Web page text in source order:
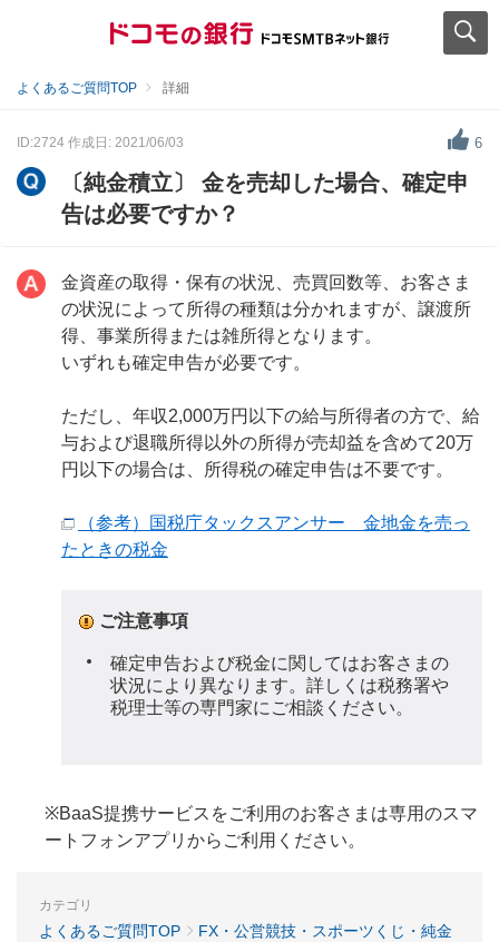
よくあるご質問TOP 詳細
ID:2724 作成日: 2021/06/03 6
〔純金積立〕 金を売却した場合、確定申
告は必要ですか？
金資産の取得・保有の状況、売買回数等、お客さま
の状況によって所得の種類は分かれますが、譲渡所
得、事業所得または雑所得となります。
いずれも確定申告が必要です。
ただし、年収2,000万円以下の給与所得者の方で、給
与および退職所得以外の所得が売却益を含めて20万
円以下の場合は、所得税の確定申告は不要です。
（参考）国税庁タックスアンサー 金地金を売っ
たときの税金
ご注意事項
確定申告および税金に関してはお客さまの
状況により異なります。詳しくは税務署や
税理士等の専門家にご相談ください。
※BaaS提携サービスをご利用のお客さまは専用のスマ
ートフォンアプリからご利用ください。
カテゴリ
よくあるご質問TOP
FX・公営競技・スポーツくじ・純金